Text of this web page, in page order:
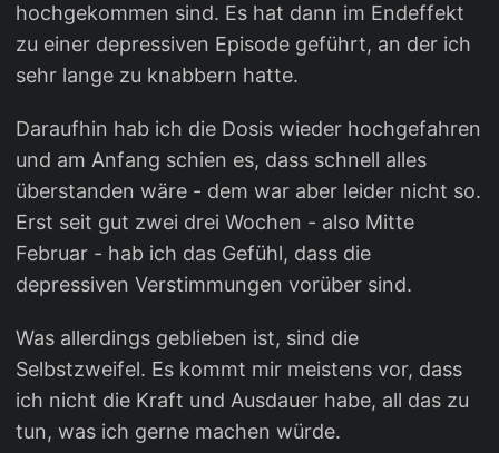
hochgekommen sind. Es hat dann im Endeffekt
zu einer depressiven Episode geführt, an der ich
sehr lange zu knabbern hatte.
Daraufhin hab ich die Dosis wieder hochgefahren
und am Anfang schien es, dass schnell alles
überstanden wäre - dem war aber leider nicht so.
Erst seit gut zwei drei Wochen - also Mitte
Februar - hab ich das Gefühl, dass die
depressiven Verstimmungen vorüber sind.
Was allerdings geblieben ist, sind die
Selbstzweifel. Es kommt mir meistens vor, dass
ich nicht die Kraft und Ausdauer habe, all das zu
tun, was ich gerne machen würde.